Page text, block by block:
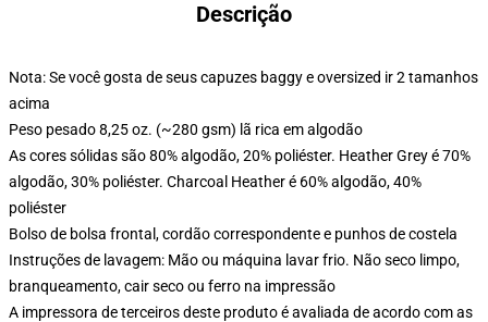
Descrição
Nota: Se você gosta de seus capuzes baggy e oversized ir 2 tamanhos
acima
Peso pesado 8,25 oz. (~280 gsm) lã rica em algodão
As cores sólidas são 80% algodão, 20% poliéster. Heather Grey é 70%
algodão, 30% poliéster. Charcoal Heather é 60% algodão, 40%
poliéster
Bolso de bolsa frontal, cordão correspondente e punhos de costela
Instruções de lavagem: Mão ou máquina lavar frio. Não seco limpo,
branqueamento, cair seco ou ferro na impressão
A impressora de terceiros deste produto é avaliada de acordo com as